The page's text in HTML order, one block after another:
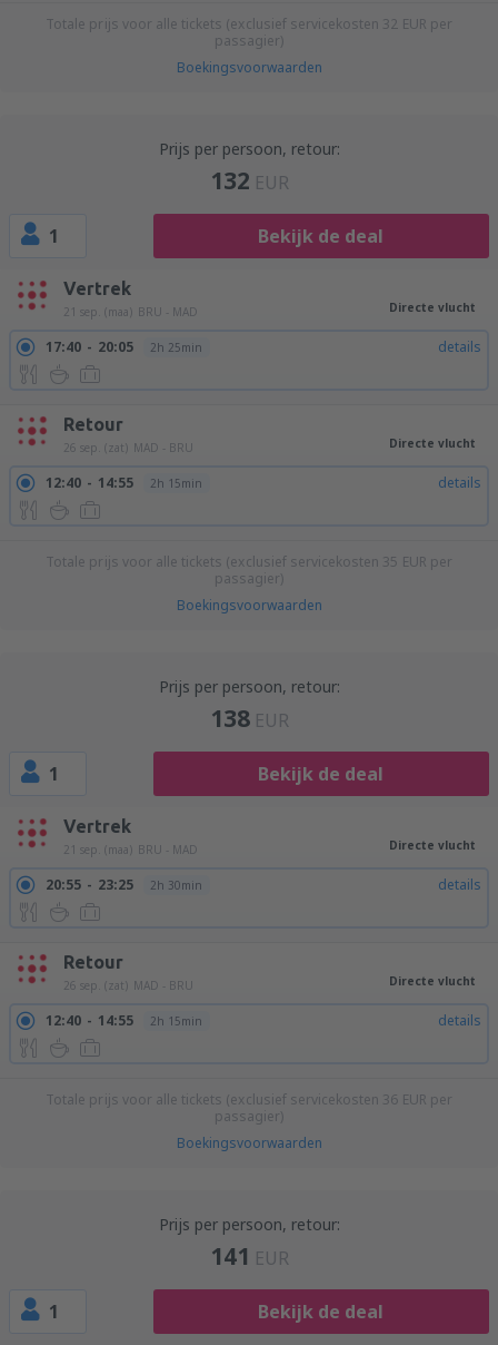
Totale prijs voor alle tickets (exclusief servicekosten 32 EUR per
passagier)
Boekingsvoorwaarden
Prijs per persoon, retour:
132 EUR
1 Bekijk de deal
Vertrek
21 sep. (maa) BRU - MAD Directe vlucht
17:40 20:05 2h 25min details
Retour
26 sep. (zat) MAD - BRU Directe vlucht
12:40 14:55 2h 15min details
Totale prijs voor alle tickets (exclusief servicekosten 35 EUR per
passagier)
Boekingsvoorwaarden
Prijs per persoon, retour:
138 EUR
1 Bekijk de deal
Vertrek
21 sep. (maa) BRU - MAD Directe vlucht
20:55 23:25 2h 30min details
Retour
26 sep. (zat) MAD - BRU Directe vlucht
12:40 14:55 2h 15min details
Totale prijs voor alle tickets (exclusief servicekosten 36 EUR per
passagier)
Boekingsvoorwaarden
Prijs per persoon, retour:
141 EUR
1 Bekijk de deal